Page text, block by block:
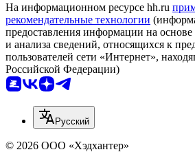
На информационном ресурсе hh.ru
рекомендательные технологии
предоставления информации на основе
и анализа сведений, относящихся к
пользователей сети «Интернет»,
Российской Федерации)
Русский
© 2026 ООО «Хэдхантер»